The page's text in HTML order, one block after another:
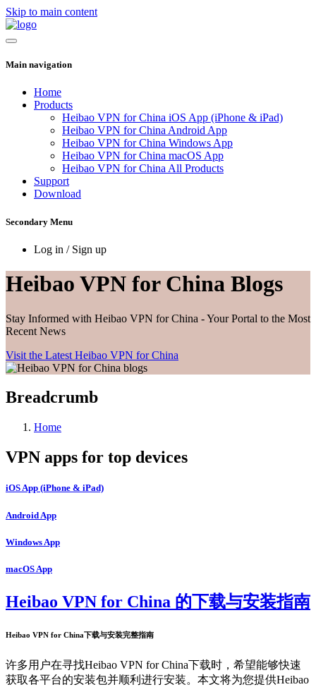
Skip to main content
Main navigation
Home
Products
Heibao VPN for China iOS App (iPhone & iPad)
Heibao VPN for China Android App
Heibao VPN for China Windows App
Heibao VPN for China macOS App
Heibao VPN for China All Products
Support
Download
Secondary Menu
Log in / Sign up
Heibao VPN for China Blogs
Stay Informed with Heibao VPN for China - Your Portal to the Most
Recent News
Visit the Latest Heibao VPN for China
Breadcrumb
Home
VPN apps for top devices
iOS App (iPhone & iPad)
Android App
Windows App
macOS App
Heibao VPN for China 的下载与安装指南
Heibao VPN for China下载与安装完整指南
许多用户在寻找Heibao VPN for China下载时，希望能够快速
获取各平台的安装包并顺利进行安装。本文将为您提供Heibao